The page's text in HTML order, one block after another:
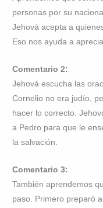
personas por su
Jehová acepta a
Eso nos ayuda a
Comentario 2:
Jehová escucha las
Cornelio no era judío,
hacer lo correcto.
a Pedro para que le
la salvación.
Comentario 3:
También aprendemos
paso. Primero preparó